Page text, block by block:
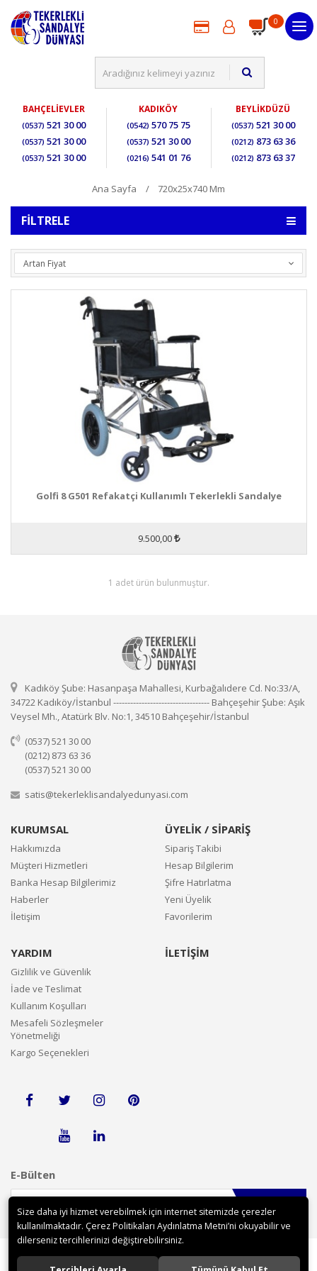
0
BAHÇELİEVLER
(0537) 521 30 00
(0537) 521 30 00
(0537) 521 30 00
KADIKÖY
(0542) 570 75 75
(0537) 521 30 00
(0216) 541 01 76
BEYLİKDÜZÜ
(0537) 521 30 00
(0212) 873 63 36
(0212) 873 63 37
Ana Sayfa 720x25x740 Mm
FILTRELE
Golfi 8 G501 Refakatçi Kullanımlı Tekerlekli Sandalye
9.500,00
1 adet ürün bulunmuştur.
Kadıköy Şube: Hasanpaşa Mahallesi, Kurbağalıdere Cd. No:33/A,
34722 Kadıköy/İstanbul ---------------------------------- Bahçeşehir Şube: Aşık
Veysel Mh., Atatürk Blv. No:1, 34510 Bahçeşehir/İstanbul
(0537) 521 30 00
(0212) 873 63 36
(0537) 521 30 00
satis@tekerleklisandalyedunyasi.com
KURUMSAL
Hakkımızda
Müşteri Hizmetleri
Banka Hesap Bilgilerimiz
Haberler
İletişim
ÜYELİK / SİPARİŞ
Sipariş Takibi
Hesap Bilgilerim
Şifre Hatırlatma
Yeni Üyelik
Favorilerim
YARDIM
Gizlilik ve Güvenlik
İade ve Teslimat
Kullanım Koşulları
Mesafeli Sözleşmeler
Yönetmeliği
Kargo Seçenekleri
İLETİŞİM
E-Bülten
Size daha iyi hizmet verebilmek için internet sitemizde çerezler
kullanılmaktadır. Çerez Politikaları Aydınlatma Metni’ni okuyabilir ve
dilerseniz tercihlerinizi değiştirebilirsiniz.